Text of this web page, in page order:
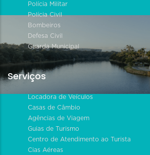
Polícia Militar
Polícia Civil
Bombeiros
Defesa Civil
Guarda Municipal
Serviços
Locadora de Veículos
Casas de Câmbio
Agências de Viagem
Guias de Turismo
Centro de Atendimento ao Turista
Cias Aéreas